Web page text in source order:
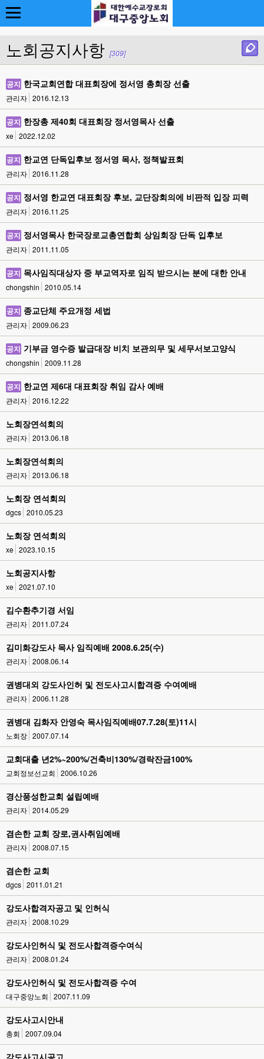
노회공지사항 [309]
공지 한국교회연합 대표회장에 정서영 총회장 선출
관리자 2016.12.13
공지 한장총 제40회 대표회장 정서영목사 선출
xe 2022.12.02
공지 한교연 단독입후보 정서영 목사, 정책발표회
관리자 2016.11.28
공지 정서영 한교연 대표회장 후보, 교단장회의에 비판적 입장 피력
관리자 2016.11.25
공지 정서영목사 한국장로교총연합회 상임회장 단독 입후보
관리자 2011.11.05
공지 목사임직대상자 중 부교역자로 임직 받으시는 분에 대한 안내
chongshin 2010.05.14
공지 종교단체 주요개정 세법
관리자 2009.06.23
공지 기부금 영수증 발급대장 비치 보관의무 및 세무서보고양식
chongshin 2009.11.28
공지 한교연 제6대 대표회장 취임 감사 예배
관리자 2016.12.22
노회장연석회의
관리자 2013.06.18
노회장연석회의
관리자 2013.06.18
노회장 연석회의
dgcs 2010.05.23
노회장 연석회의
xe 2023.10.15
노회공지사항
xe 2021.07.10
김수환추기경 서임
관리자 2011.07.24
김미화강도사 목사 임직예배 2008.6.25(수)
관리자 2008.06.14
권병대외 강도사인허 및 전도사고시합격증 수여예배
관리자 2006.11.28
권병대 김화자 안영숙 목사임직예배07.7.28(토)11시
노회장 2007.07.14
교회대출 년2%~200%/건축비130%/경락잔금100%
교회정보선교회 2006.10.26
경산풍성한교회 설립예배
관리자 2014.05.29
겸손한 교회 장로,권사취임예배
관리자 2008.07.15
겸손한 교회
dgcs 2011.01.21
강도사합격자공고 및 인허식
관리자 2008.10.29
강도사인허식 및 전도사합격증수여식
관리자 2008.01.24
강도사인허식 및 전도사합격증 수여
대구중앙노회 2007.11.09
강도사고시안내
총회 2007.09.04